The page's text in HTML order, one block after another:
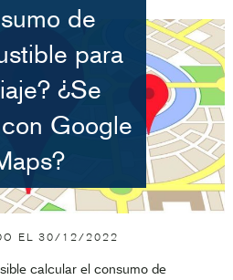
de
para
¿Se
Google
EL30/12/2022
calcular el consumo de